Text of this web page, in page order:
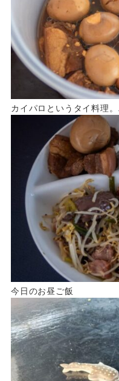
カイパロというタイ料理。
今日のお昼ご飯